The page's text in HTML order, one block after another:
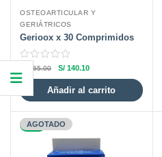
OSTEOARTICULAR Y
GERIÁTRICOS
Gerioox x 30 Comprimidos
165.00 S/ 140.10
Añadir al carrito
-4%
AGOTADO